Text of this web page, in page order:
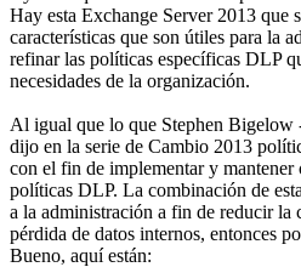
Hay esta Exchange Server 2013 que
características que son útiles para la
refinar las políticas específicas DLP
necesidades de la organización.
Al igual que lo que Stephen Bigelow
dijo en la serie de Cambio 2013
con el fin de implementar y mantener
políticas DLP. La combinación de
a la administración a fin de reducir la
pérdida de datos internos, entonces
Bueno, aquí están: